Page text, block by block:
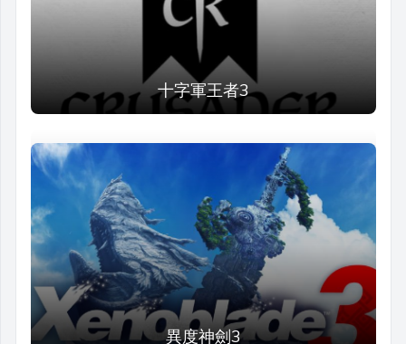
十字軍王者3
異度神劍3